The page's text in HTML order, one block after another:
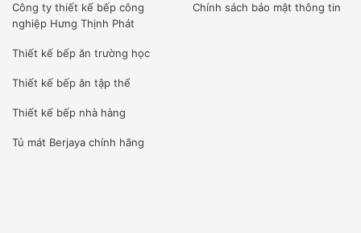
Công ty thiết kế bếp công
nghiệp Hưng Thịnh Phát
Thiết kế bếp ăn trường học
Thiết kế bếp ăn tập thể
Thiết kế bếp nhà hàng
Tủ mát Berjaya chính hãng
Chính sách bảo mật thông tin